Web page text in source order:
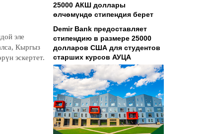
эле
Кыргыз
эскертет.
25000 АКШ доллары
өлчөмүндө стипендия берет
Demir Bank предоставляет
стипендию в размере 25000
долларов США для студентов
старших курсов АУЦА